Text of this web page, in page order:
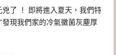
了 ！ 即將進入夏天，我們特
現我們家的冷氣黴菌灰塵厚